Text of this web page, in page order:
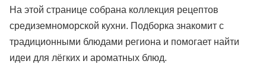
На этой странице собрана коллекция рецептов
средиземноморской кухни. Подборка знакомит с
традиционными блюдами региона и помогает найти
идеи для лёгких и ароматных блюд.